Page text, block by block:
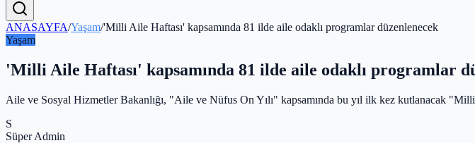
ANASAYFA/Yaşam/'Milli Aile Haftası' kapsamında 81 ilde aile odaklı programlar düzenlenecek
Yaşam
'Milli Aile Haftası' kapsamında 81 ilde aile odaklı programlar
Aile ve Sosyal Hizmetler Bakanlığı, "Aile ve Nüfus On Yılı" kapsamında bu yıl ilk kez kutlanacak
S
Süper Admin